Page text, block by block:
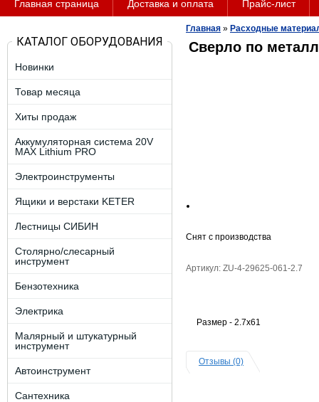
Главная страница Доставка и оплата Прайс-лист
КАТАЛОГ ОБОРУДОВАНИЯ
Новинки
Товар месяца
Хиты продаж
Аккумуляторная система 20V
MAX Lithium PRO
Электроинструменты
Ящики и верстаки KETER
Лестницы СИБИН
Столярно/слесарный
инструмент
Бензотехника
Электрика
Малярный и штукатурный
инструмент
Автоинструмент
Сантехника
Главная » Расходные
Сверло по
Снят с производства
Артикул: ZU-4-29625-061-2.7
Размер - 2.7х61
Отзывы (0)